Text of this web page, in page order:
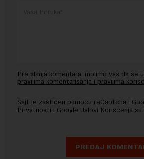
Pre slanja komentara, molimo vas da se
pravilima komentarisanja i pravilima
Sajt je zaštićen pomocu reCaptcha i
Privatnosti i Google Uslovi Korišćenja su